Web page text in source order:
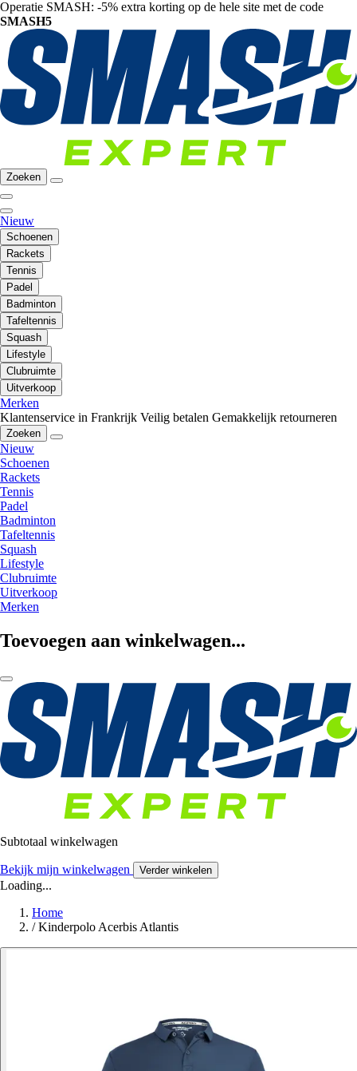
Operatie SMASH: -5% extra korting op de hele site met de code
SMASH5
Zoeken
Nieuw
Schoenen
Rackets
Tennis
Padel
Badminton
Tafeltennis
Squash
Lifestyle
Clubruimte
Uitverkoop
Merken
Klantenservice in Frankrijk Veilig betalen Gemakkelijk retourneren
Zoeken
Nieuw
Schoenen
Rackets
Tennis
Padel
Badminton
Tafeltennis
Squash
Lifestyle
Clubruimte
Uitverkoop
Merken
Toevoegen aan winkelwagen...
Subtotaal winkelwagen
Bekijk mijn winkelwagen Verder winkelen
Loading...
Home
/ Kinderpolo Acerbis Atlantis